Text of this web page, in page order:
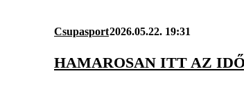
Csupasport2026.05.22. 19:31
HAMAROSAN ITT AZ